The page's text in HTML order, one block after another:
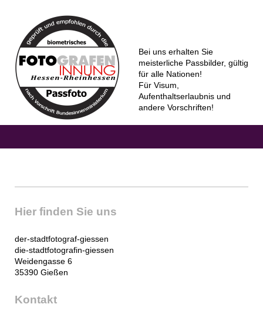
Bei uns erhalten Sie
meisterliche Passbilder, gültig
für alle Nationen!
Für Visum,
Aufenthaltserlaubnis und
andere Vorschriften!
Hier finden Sie uns
der-stadtfotograf-giessen
die-stadtfotografin-giessen
Weidengasse 6
35390 Gießen
Kontakt